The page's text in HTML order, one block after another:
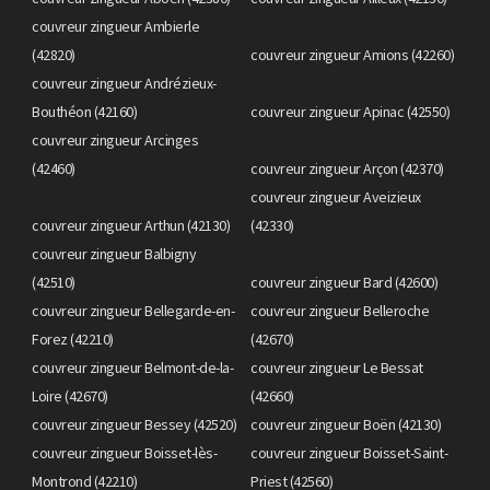
couvreur zingueur Ambierle
(42820)
couvreur zingueur Amions (42260)
couvreur zingueur Andrézieux-
Bouthéon (42160)
couvreur zingueur Apinac (42550)
couvreur zingueur Arcinges
(42460)
couvreur zingueur Arçon (42370)
couvreur zingueur Arthun (42130)
couvreur zingueur Aveizieux
(42330)
couvreur zingueur Balbigny
(42510)
couvreur zingueur Bard (42600)
couvreur zingueur Bellegarde-en-
Forez (42210)
couvreur zingueur Belleroche
(42670)
couvreur zingueur Belmont-de-la-
Loire (42670)
couvreur zingueur Le Bessat
(42660)
couvreur zingueur Bessey (42520)
couvreur zingueur Boën (42130)
couvreur zingueur Boisset-lès-
Montrond (42210)
couvreur zingueur Boisset-Saint-
Priest (42560)